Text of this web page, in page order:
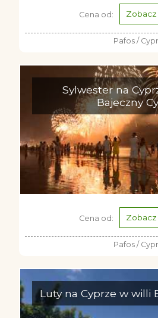
Cena od:
Pafos / Cypr
Sylwester na
Bajeczny
Cena od:
Pafos / Cypr
Luty na Cyprze w willi